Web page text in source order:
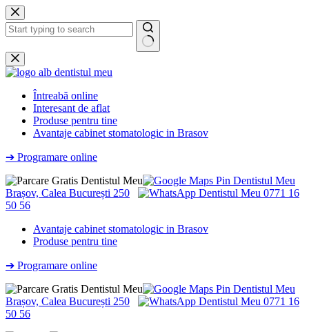
Sari
la
conținut
Niciun
rezultat
Întreabă online
Interesant de aflat
Produse pentru tine
Avantaje cabinet stomatologic in Brasov
➔ Programare online
Brașov, Calea București 250
0771 16
50 56
Avantaje cabinet stomatologic in Brasov
Produse pentru tine
➔ Programare online
Brașov, Calea București 250
0771 16
50 56